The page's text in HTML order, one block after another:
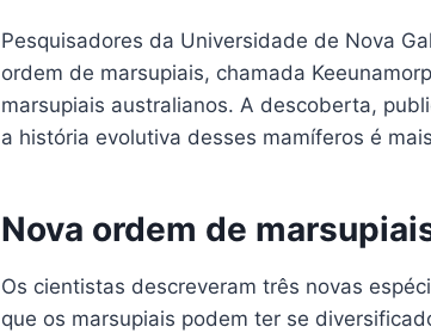
Pesquisadores da Universidade de Nova
ordem de marsupiais, chamada
marsupiais australianos. A descoberta,
a história evolutiva desses mamíferos é
Nova ordem de
Os cientistas descreveram três novas
que os marsupiais podem ter se